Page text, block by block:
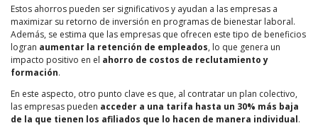
Estos ahorros pueden ser significativos y ayudan a las empresas a
maximizar su retorno de inversión en programas de bienestar laboral.
Además, se estima que las empresas que ofrecen este tipo de beneficios
logran aumentar la retención de empleados, lo que genera un
impacto positivo en el ahorro de costos de reclutamiento y
formación.
En este aspecto, otro punto clave es que, al contratar un plan colectivo,
las empresas pueden acceder a una tarifa hasta un 30% más baja
de la que tienen los afiliados que lo hacen de manera individual.